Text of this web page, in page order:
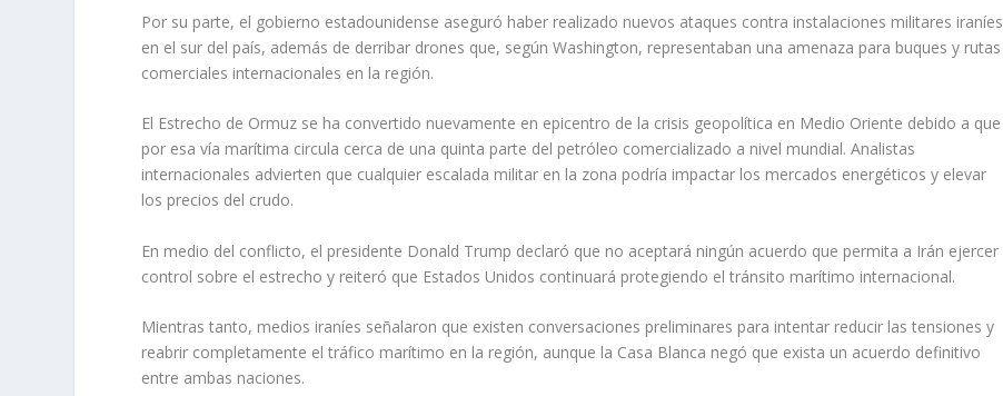
Por su parte, el gobierno estadounidense aseguró haber realizado nuevos ataques contra instalaciones militares iraníes
en el sur del país, además de derribar drones que, según Washington, representaban una amenaza para buques y rutas
comerciales internacionales en la región.
El Estrecho de Ormuz se ha convertido nuevamente en epicentro de la crisis geopolítica en Medio Oriente debido a que
por esa vía marítima circula cerca de una quinta parte del petróleo comercializado a nivel mundial. Analistas
internacionales advierten que cualquier escalada militar en la zona podría impactar los mercados energéticos y elevar
los precios del crudo.
En medio del conflicto, el presidente Donald Trump declaró que no aceptará ningún acuerdo que permita a Irán ejercer
control sobre el estrecho y reiteró que Estados Unidos continuará protegiendo el tránsito marítimo internacional.
Mientras tanto, medios iraníes señalaron que existen conversaciones preliminares para intentar reducir las tensiones y
reabrir completamente el tráfico marítimo en la región, aunque la Casa Blanca negó que exista un acuerdo definitivo
entre ambas naciones.